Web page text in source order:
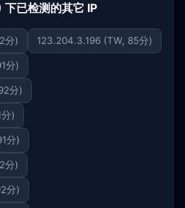
已检测的其它 IP
分) 123.204.3.196 (TW, 85分)
分)
分)
)
分)
分)
分)